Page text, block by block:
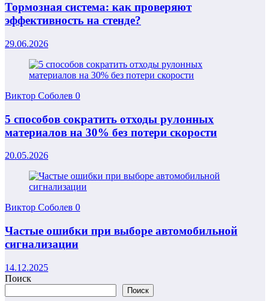
Тормозная система: как проверяют
эффективность на стенде?
29.06.2026
Виктор Соболев 0
5 способов сократить отходы рулонных
материалов на 30% без потери скорости
20.05.2026
Виктор Соболев 0
Частые ошибки при выборе автомобильной
сигнализации
14.12.2025
Поиск
Поиск